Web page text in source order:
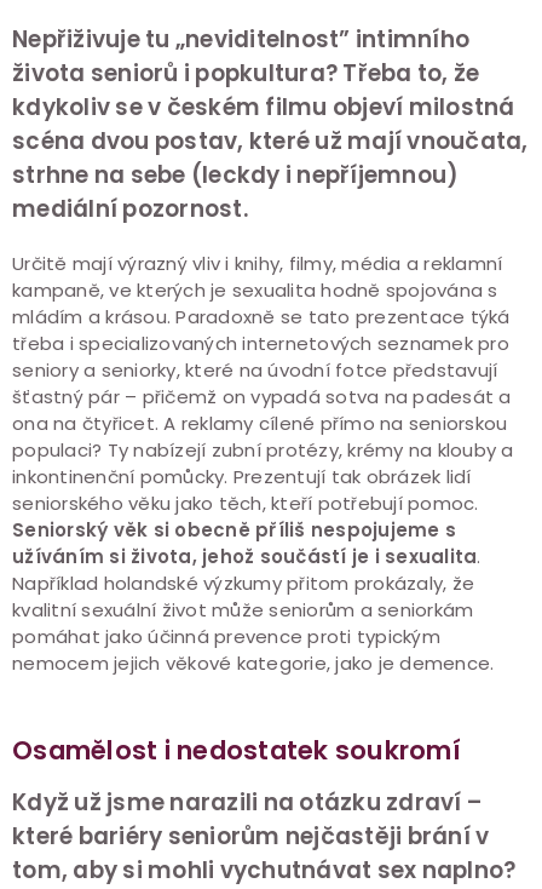
Nepřiživuje tu „neviditelnost” intimního
života seniorů i popkultura? Třeba to, že
kdykoliv se v českém filmu objeví milostná
scéna dvou postav, které už mají vnoučata,
strhne na sebe (leckdy i nepříjemnou)
mediální pozornost.
Určitě mají výrazný vliv i knihy, filmy, média a reklamní
kampaně, ve kterých je sexualita hodně spojována s
mládím a krásou. Paradoxně se tato prezentace týká
třeba i specializovaných internetových seznamek pro
seniory a seniorky, které na úvodní fotce představují
šťastný pár – přičemž on vypadá sotva na padesát a
ona na čtyřicet. A reklamy cílené přímo na seniorskou
populaci? Ty nabízejí zubní protézy, krémy na klouby a
inkontinenční pomůcky. Prezentují tak obrázek lidí
seniorského věku jako těch, kteří potřebují pomoc.
Seniorský věk si obecně příliš nespojujeme s
užíváním si života, jehož součástí je i sexualita.
Například holandské výzkumy přitom prokázaly, že
kvalitní sexuální život může seniorům a seniorkám
pomáhat jako účinná prevence proti typickým
nemocem jejich věkové kategorie, jako je demence.
Osamělost i nedostatek soukromí
Když už jsme narazili na otázku zdraví –
které bariéry seniorům nejčastěji brání v
tom, aby si mohli vychutnávat sex naplno?